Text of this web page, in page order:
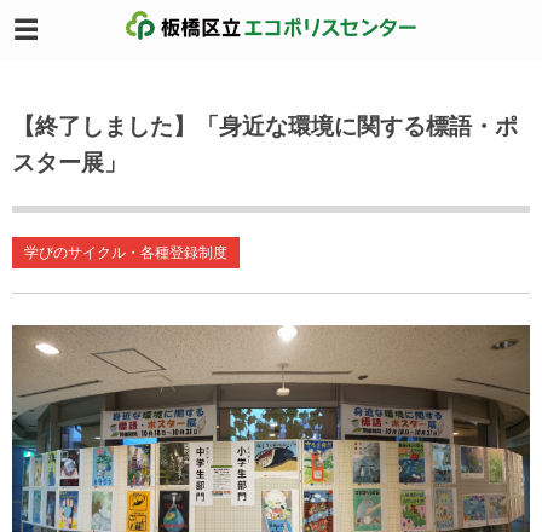
【終了しました】「身近な環境に関する標語・ポ
スター展」
学びのサイクル・各種登録制度